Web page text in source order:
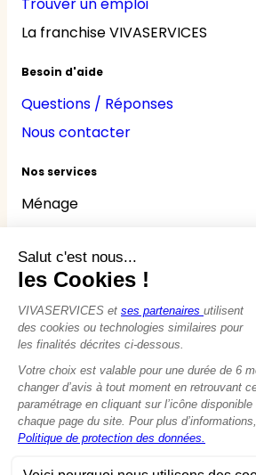
La franchise VIVASERVICES
Besoin d'aide
Questions / Réponses
Nous contacter
Nos services
Ménage
Jardinage
Bricolage
Nounou
Seniors
Handicaps
© 2015 - 2026VIVASERVICES
Modifier vos préférences en